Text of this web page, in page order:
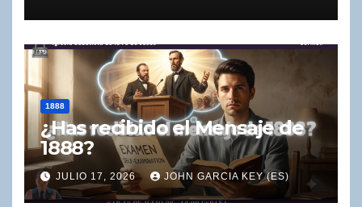
1888
¿Has recibido el Mensaje de
1888?
JULIO 17, 2026 JOHN GARCIA KEY (ES)